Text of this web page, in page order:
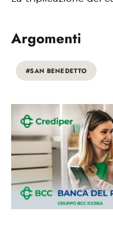
Argomenti
#SAN BENEDETTO